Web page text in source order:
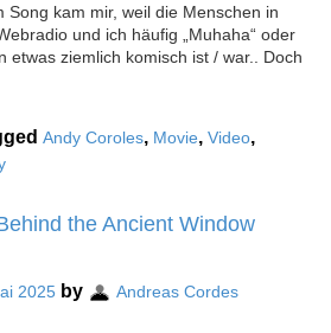
Song kam mir, weil die Menschen in
und ich häufig „Muhaha“ oder
etwas ziemlich komisch ist / war.. Doch
Andy Coroles, Movie, Video,
the Ancient Window
2025 by Andreas Cordes